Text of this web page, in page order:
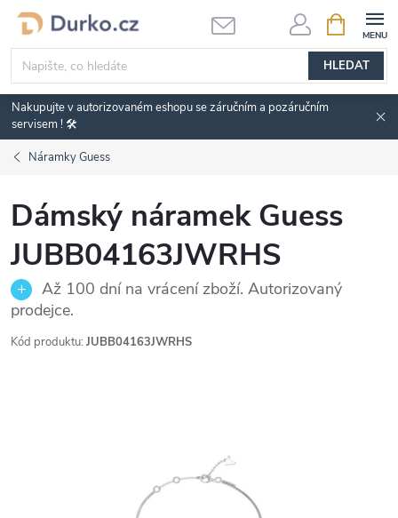
Přejít
obsah
HLEDAT
NÁKUPNÍ
KOŠÍK
Nakupujte v autorizovaném eshopu se záručním a pozáručním
servisem ! 🛠️
Náramky Guess
Dámský náramek Guess
JUBB04163JWRHS
Až 100 dní na vrácení zboží. Autorizovaný
prodejce.
Kód produktu: JUBB04163JWRHS